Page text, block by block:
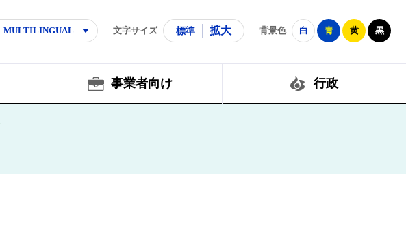
MULTILINGUAL 文字サイズ 標準 拡大 背景色 白 青 黄 黒
事業者向け 行政